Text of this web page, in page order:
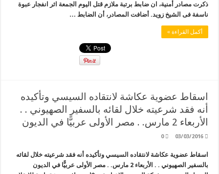
ذكرت مصادر أمنية، ان ضابط برتبة ملازم قتل اليوم الجمعة اثر انفجار عبوة
ناسفة فى الشيخ زويد. أضافت المصادر، أن الضابط …
أكمل القراءة »
اسقاط عضوية عكاشة لانتقاده السيسي وتأكيده
أنه فقد شرعيته خلال لقائه بالسفير الصهيوني . .
الأربعاء 2 مارس. . مصر الأولى عربيًّا في الديون
03/03/2016
0
اسقاط عضوية عكاشة لانتقاده السيسي وتأكيده أنه فقد شرعيته خلال لقائه
بالسفير الصهيوني . . الأربعاء 2 مارس. . مصر الأولى عربيًّا في الديون